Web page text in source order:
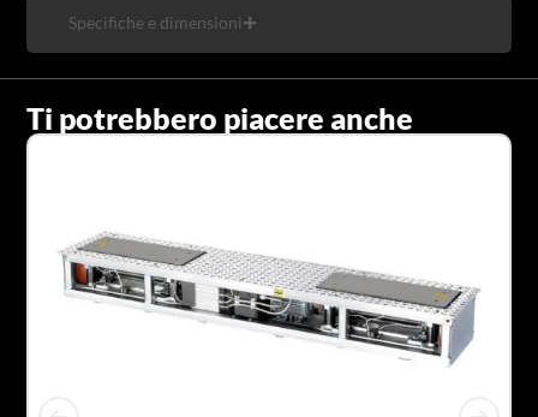
Specifiche e dimensioni
Ti potrebbero piacere anche